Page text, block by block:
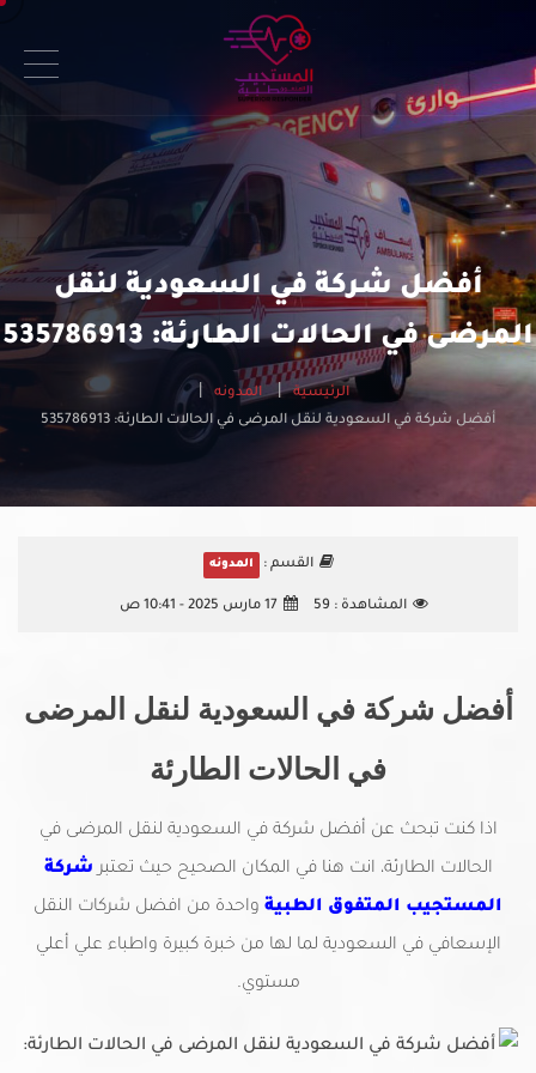
أفضل شركة في السعودية لنقل
المرضى في الحالات الطارئة: 535786913
الرئيسية
المدونه
أفضل شركة في السعودية لنقل المرضى في الحالات الطارئة: 535786913
القسم : المدونه
المشاهدة : 59 17 مارس 2025 - 10:41 ص
أفضل شركة في السعودية لنقل المرضى
في الحالات الطارئة
اذا كنت تبحث عن أفضل شركة في السعودية لنقل المرضى في
الحالات الطارئة، انت هنا في المكان الصحيح حيث تعتبر شركة
المستجيب المتفوق الطبية واحدة من افضل شركات النقل
الإسعافي في السعودية لما لها من خبرة كبيرة واطباء علي أعلي
مستوي.